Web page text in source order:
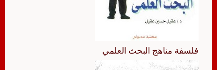
فلسفة مناهج البحث العلمي